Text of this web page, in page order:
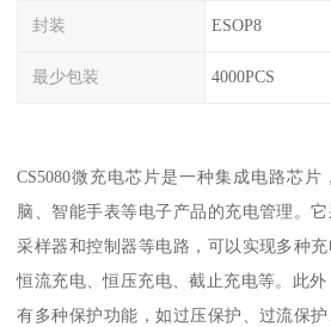
封装 ESOP8
最少包装 4000PCS
CS5080微充电芯片是一种集成电路芯
脑、智能手表等电子产品的充电管理。
采样器和控制器等电路，可以实现多种
恒流充电、恒压充电、截止充电等。此外
有多种保护功能，如过压保护、过流保